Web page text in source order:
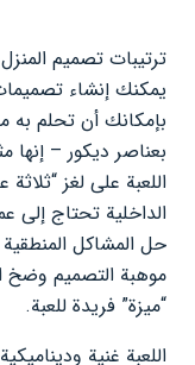
ترتيبات تصميم
يمكنك إنشاء
بإمكانك أن تحلم به
بعناصر ديكور – إنها
اللعبة على لغز
الداخلية تحتاج
حل المشاكل المنطقية
موهبة التصميم وضخ
“ميزة” فريدة للعبة.
اللعبة غنية